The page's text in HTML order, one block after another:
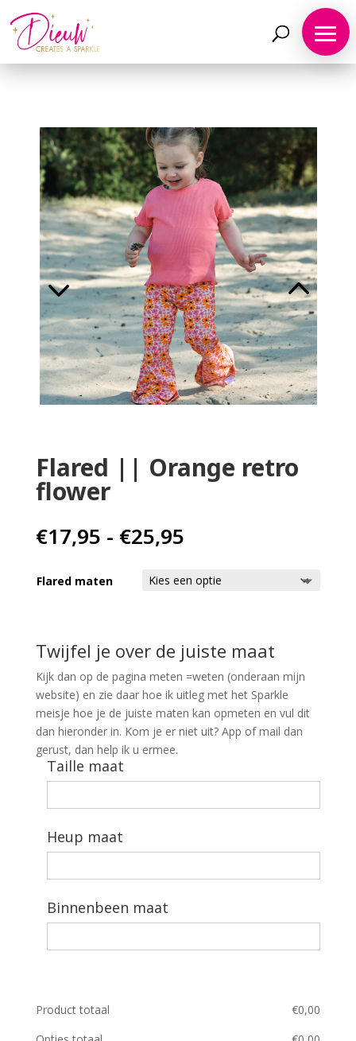
Home
Kinderkleding
Cadeaubon
Flared || Orange retro
flower
€17,95 - €25,95Prijsklasse:
tot
€25,95
Flared maten
Twijfel je over de juiste maat
Kijk dan op de pagina meten =weten (onderaan mijn
website) en zie daar hoe ik uitleg met het Sparkle
meisje hoe je de juiste maten kan opmeten en vul dit
dan hieronder in. Kom je er niet uit? App of mail dan
gerust, dan help ik u ermee.
Taille maat
Heup maat
Binnenbeen maat
Product totaal €0,00